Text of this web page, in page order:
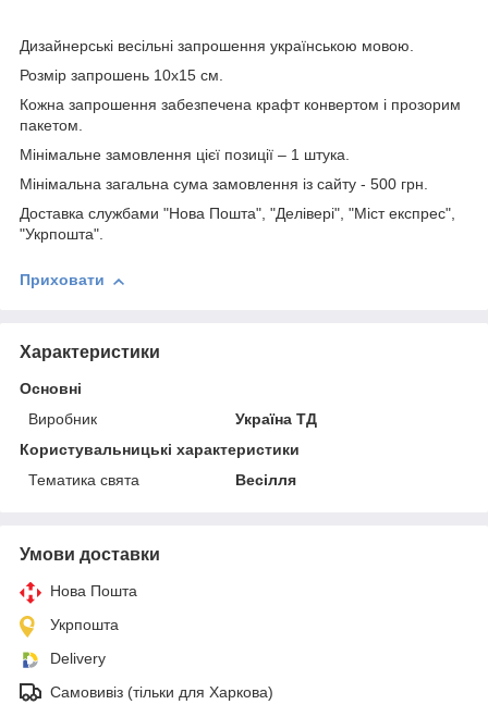
Дизайнерські весільні запрошення українською мовою.
Розмір запрошень 10х15 см.
Кожна запрошення забезпечена крафт конвертом і прозорим
пакетом.
Мінімальне замовлення цієї позиції – 1 штука.
Мінімальна загальна сума замовлення із сайту - 500 грн.
Доставка службами "Нова Пошта", "Делівері", "Міст експрес",
"Укрпошта".
Приховати
Характеристики
Основні
Виробник
Україна ТД
Користувальницькі характеристики
Тематика свята
Весілля
Умови доставки
Нова Пошта
Укрпошта
Delivery
Самовивіз (тільки для Харкова)